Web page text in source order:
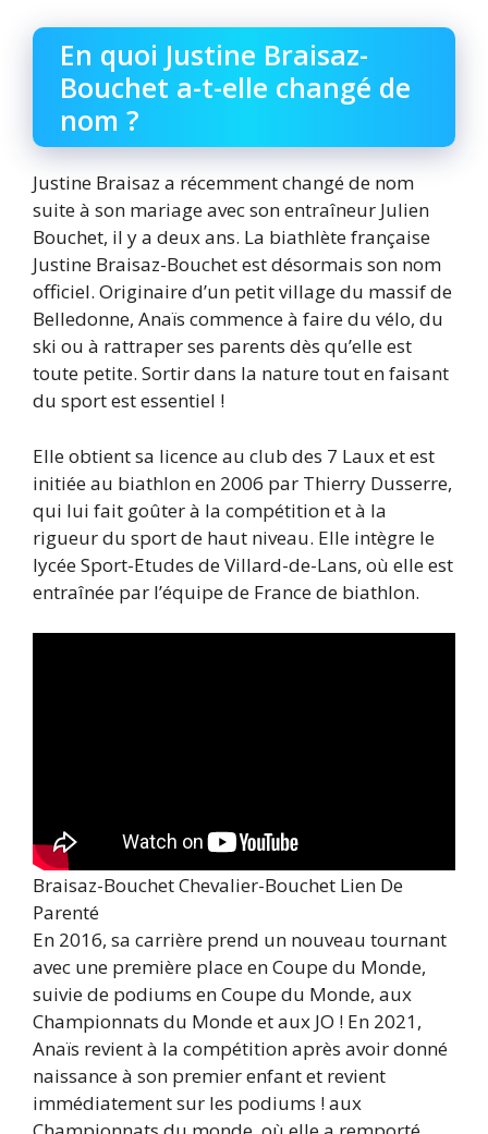
En quoi Justine Braisaz-
Bouchet a-t-elle changé de
nom ?
Justine Braisaz a récemment changé de nom
suite à son mariage avec son entraîneur Julien
Bouchet, il y a deux ans. La biathlète française
Justine Braisaz-Bouchet est désormais son nom
officiel. Originaire d’un petit village du massif de
Belledonne, Anaïs commence à faire du vélo, du
ski ou à rattraper ses parents dès qu’elle est
toute petite. Sortir dans la nature tout en faisant
du sport est essentiel !
Elle obtient sa licence au club des 7 Laux et est
initiée au biathlon en 2006 par Thierry Dusserre,
qui lui fait goûter à la compétition et à la
rigueur du sport de haut niveau. Elle intègre le
lycée Sport-Etudes de Villard-de-Lans, où elle est
entraînée par l’équipe de France de biathlon.
Braisaz-Bouchet Chevalier-Bouchet Lien De
Parenté
En 2016, sa carrière prend un nouveau tournant
avec une première place en Coupe du Monde,
suivie de podiums en Coupe du Monde, aux
Championnats du Monde et aux JO ! En 2021,
Anaïs revient à la compétition après avoir donné
naissance à son premier enfant et revient
immédiatement sur les podiums ! aux